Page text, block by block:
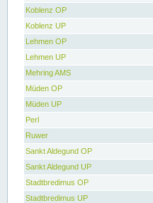
Koblenz OP
Koblenz UP
Lehmen OP
Lehmen UP
Mehring AMS
Müden OP
Müden UP
Perl
Ruwer
Sankt Aldegund OP
Sankt Aldegund UP
Stadtbredimus OP
Stadtbredimus UP